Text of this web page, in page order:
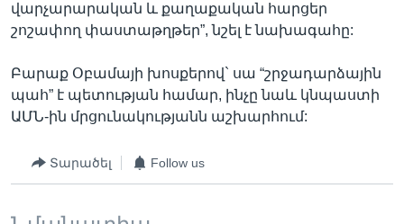
վարչարարական և քաղաքական հարցեր
շոշափող փաստաթղթեր”, նշել է նախագահը:
Բարաք Օբամայի խոսքերով` սա “շրջադարձային
պահ” է պետության համար, ինչը նաև կնպաստի
ԱՄՆ-ին մրցունակությանն աշխարհում:
Տարածել Follow us